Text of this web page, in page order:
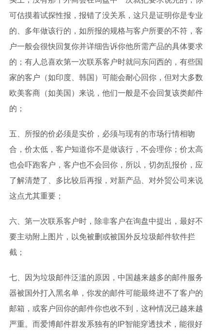
可估摸着试探性报，报错了没关系，这只是证明你是专业
的、多年做该行的，如所报的规格与客户所要的不符，客
户一般会很快回复你并详细告诉你他所需产品的具体要求
的；有人总喜欢第一次联系客户时就问东问西的，有些国
家的客户（如印度、韩国）可能会耐心回你，但对大多数
欧美客商（如美国）来说，他们一般是不会回复该类邮件
的；
五、所报的价必须是实价，必须与现有的市场行情相吻
合，价太低，客户知道你不是做该行，不会理你；价太高
也会吓跑客户，客户也不会回你，所以，切勿乱报价，应
了解清楚了、多比较后再报，对新产品、对外贸公司来说
这点尤其重要；
六、第一次联系客户时，除非客户在询盘中提出，最好不
要主动附上图片，以免被删或被国外反垃圾邮件软件拦
截；
七、因为垃圾邮件泛滥的原因，中国越来越多的邮件服务
器被国外打入黑名单，你发的邮件可能最终进不了客户的
邮箱，或客户回你的邮件你也收不到，这种情况已越来越
严重。而爱博邮件群发系独有的IP智能穿透技术，能很好